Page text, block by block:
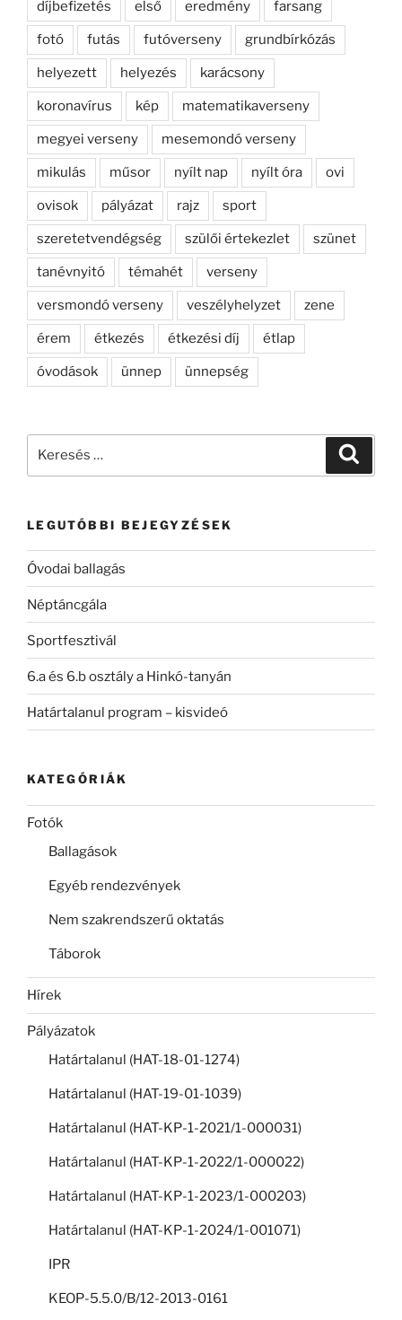
díjbefizetés első eredmény farsang
fotó futás futóverseny grundbírkózás
helyezett helyezés karácsony
koronavírus kép matematikaverseny
megyei verseny mesemondó verseny
mikulás műsor nyílt nap nyílt óra ovi
ovisok pályázat rajz sport
szeretetvendégség szülői értekezlet szünet
tanévnyitó témahét verseny
versmondó verseny veszélyhelyzet zene
érem étkezés étkezési díj étlap
óvodások ünnep ünnepség
LEGUTÓBBI BEJEGYZÉSEK
Óvodai ballagás
Néptáncgála
Sportfesztivál
6.a és 6.b osztály a Hinkó-tanyán
Határtalanul program – kisvideó
KATEGÓRIÁK
Fotók
Ballagások
Egyéb rendezvények
Nem szakrendszerű oktatás
Táborok
Hírek
Pályázatok
Határtalanul (HAT-18-01-1274)
Határtalanul (HAT-19-01-1039)
Határtalanul (HAT-KP-1-2021/1-000031)
Határtalanul (HAT-KP-1-2022/1-000022)
Határtalanul (HAT-KP-1-2023/1-000203)
Határtalanul (HAT-KP-1-2024/1-001071)
IPR
KEOP-5.5.0/B/12-2013-0161